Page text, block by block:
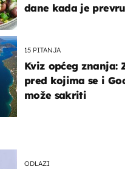
ODLAZI
dane kada je
15 PITANJA
Kviz općeg znanja:
pred kojima se i
može sakriti